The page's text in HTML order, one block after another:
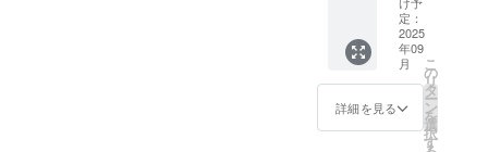
2025年
8月7日
（木）
10時
~（約
120〜
180分）
球漆喰
アート
作りイ
ベント
ご招
待】 人
形の久
月浅草
定：
2025
年09
月
詳細を見る
こ
の
リ
タ
ー
ン
を
選
択
す